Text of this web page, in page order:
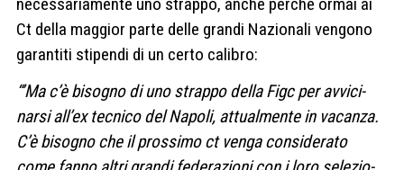
Ct della maggior parte delle grandi Nazionali vengono
garantiti stipendi di un certo calibro:
“’Ma c’è biso­gno di uno strappo della Figc per avvi­ci­
narsi all’ex tec­nico del Napoli, attual­mente in vacanza.
C’è biso­gno che il pros­simo ct venga con­si­de­rato